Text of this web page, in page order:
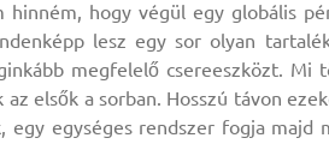
hinném, hogy végül egy globális
lesz egy sor olyan
megfelelő csereeszközt.
az elsők a sorban. Hosszú távon
egységes rendszer fogja majd